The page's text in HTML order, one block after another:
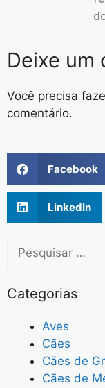
Deixe um
Você precisa
comentário.
Facebook
LinkedIn
Categorias
Aves
Cães
Cães de
Cães de